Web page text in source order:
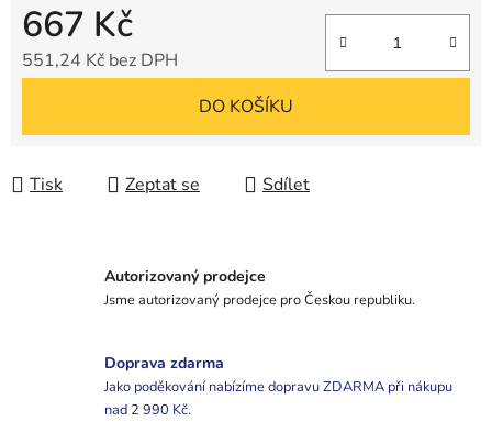
667 Kč
551,24 Kč bez DPH
DO KOŠÍKU
Tisk Zeptat se Sdílet
Autorizovaný prodejce
Jsme autorizovaný prodejce pro Českou republiku.
Doprava zdarma
Jako poděkování nabízíme dopravu ZDARMA při nákupu
nad 2 990 Kč.